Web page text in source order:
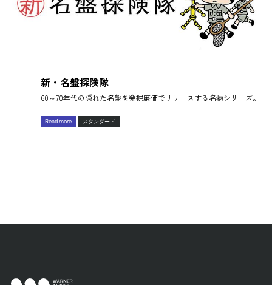
新・名盤探険隊
60～70年代の隠れた名盤を発掘廉価でリリースする名物シリーズ。
Read more スタンダード